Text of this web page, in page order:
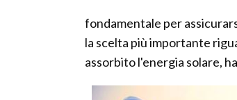
fondamentale per
la scelta più importante
assorbito l'energia solare,